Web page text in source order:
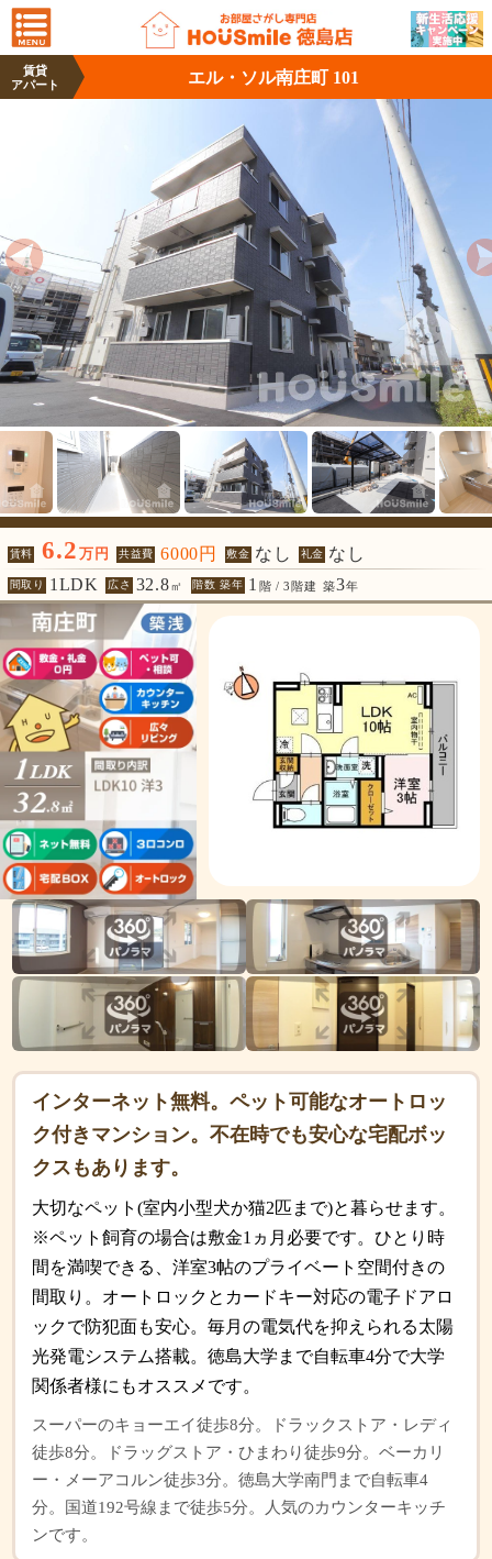
賃貸
アパート
エル・ソル南庄町 101
賃料 6.2 万円 共益費 6000円 敷金 なし 礼金 なし
間取り 1LDK 広さ 32.8㎡ 階数 築年 1 階 / 3階建 築3年
インターネット無料。ペット可能なオートロッ
ク付きマンション。不在時でも安心な宅配ボッ
クスもあります。
大切なペット(室内小型犬か猫2匹まで)と暮らせます。
※ペット飼育の場合は敷金1ヵ月必要です。ひとり時
間を満喫できる、洋室3帖のプライベート空間付きの
間取り。オートロックとカードキー対応の電子ドアロ
ックで防犯面も安心。毎月の電気代を抑えられる太陽
光発電システム搭載。徳島大学まで自転車4分で大学
関係者様にもオススメです。
スーパーのキョーエイ徒歩8分。ドラックストア・レディ
徒歩8分。ドラッグストア・ひまわり徒歩9分。ベーカリ
ー・メーアコルン徒歩3分。徳島大学南門まで自転車4
分。国道192号線まで徒歩5分。人気のカウンターキッチ
ンです。